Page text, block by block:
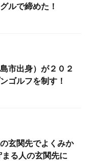
ルで締めた！
市出身）が２０２
ゴルフを制す！
玄関先でよくみか
る人の玄関先に